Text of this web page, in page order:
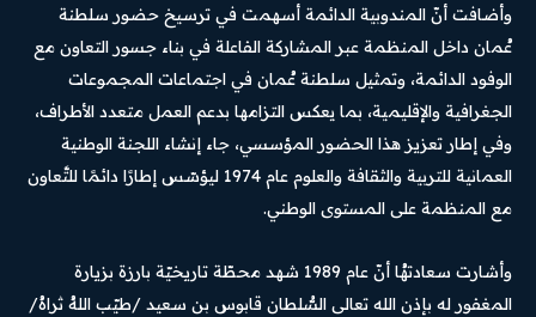
وأضافت أنّ المندوبية الدائمة أسهمت في ترسيخ حضور سلطنة
عُمان داخل المنظمة عبر المشاركة الفاعلة في بناء جسور التعاون مع
الوفود الدائمة، وتمثيل سلطنة عُمان في اجتماعات المجموعات
الجغرافية والإقليمية، بما يعكس التزامها بدعم العمل متعدد الأطراف،
وفي إطار تعزيز هذا الحضور المؤسسي، جاء إنشاء اللجنة الوطنية
العمانية للتربية والثقافة والعلوم عام 1974 ليؤسّس إطارًا دائمًا للتَّعاون
مع المنظمة على المستوى الوطني.
وأشارت سعادتهُا أنّ عام 1989 شهد محطّة تاريخيّة بارزة بزيارة
المغفور له بإذن الله تعالى السُّلطان قابوس بن سعيد /طيّب اللهُ ثراهُ/